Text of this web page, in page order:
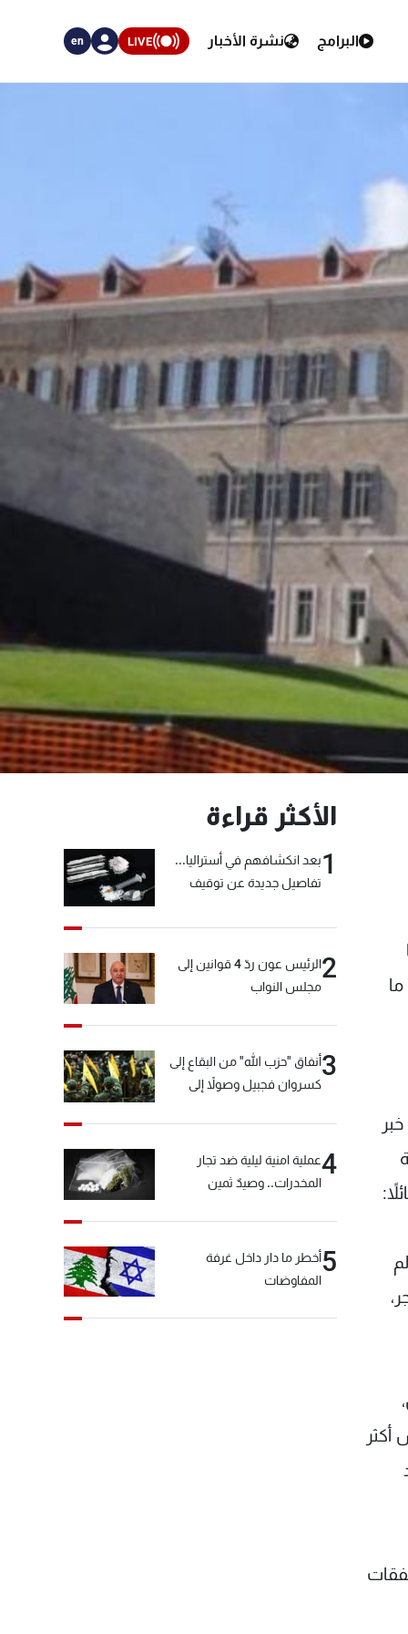
البرامج نشرة الأخبار LIVE
en
أكثر
الأكثر قراءة
1بعد انكشافهم في أستراليا...
تفاصيل جديدة عن توقيف
2
الرئيس عون ردّ 4 قوانين إلى
مجلس النواب
3أنفاق "حزب الله" من البقاع إلى
كسروان فجبيل وصولاً إلى
4عملية امنية ليلية ضد تجار
المخدرات.. وصيدٌ ثمين
5أخطر ما دار داخل غرفة
المفاوضات